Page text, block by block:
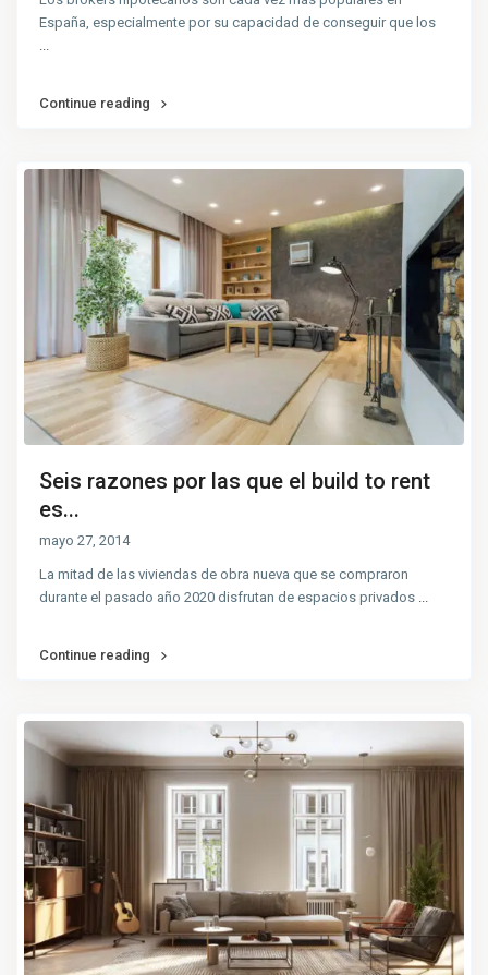
España, especialmente por su capacidad de conseguir que los
...
Continue reading
Seis razones por las que el build to rent
es...
mayo 27, 2014
La mitad de las viviendas de obra nueva que se compraron
durante el pasado año 2020 disfrutan de espacios privados
Continue reading